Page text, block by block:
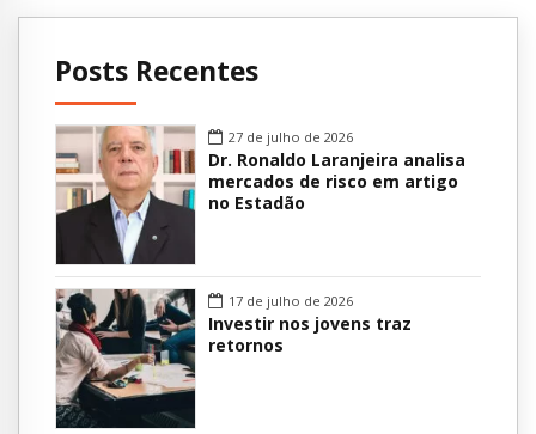
Posts Recentes
27 de julho de 2026
Dr. Ronaldo Laranjeira analisa
mercados de risco em artigo
no Estadão
17 de julho de 2026
Investir nos jovens traz
retornos